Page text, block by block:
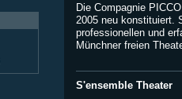
Die Compagnie
2005 neu konstituiert.
professionellen und
Münchner freien
S'ensemble Theater